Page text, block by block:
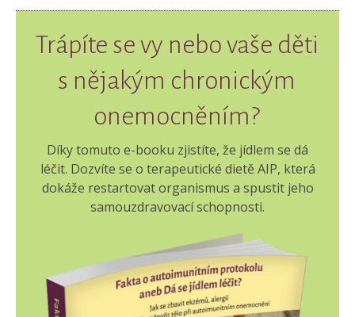
Trápíte se vy nebo vaše děti
s nějakým chronickým
onemocněním?
Díky tomuto e-booku zjistíte, že jídlem se dá
léčit. Dozvíte se o terapeutické dietě AIP, která
dokáže restartovat organismus a spustit jeho
samouzdravovací schopnosti.